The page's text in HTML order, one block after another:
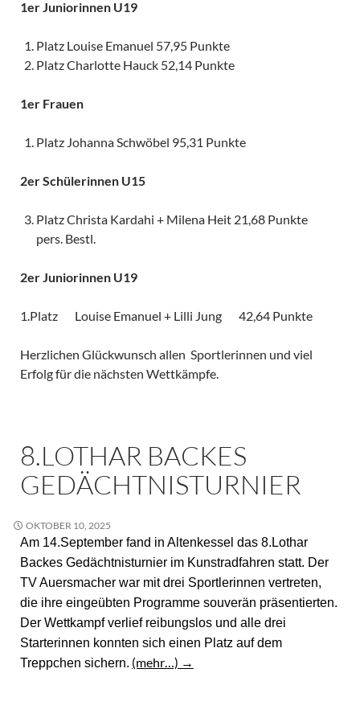
1er Juniorinnen U19
Platz Louise Emanuel 57,95 Punkte
Platz Charlotte Hauck 52,14 Punkte
1er Frauen
Platz Johanna Schwöbel 95,31 Punkte
2er Schülerinnen U15
Platz Christa Kardahi + Milena Heit 21,68 Punkte
pers. Bestl.
2er Juniorinnen U19
1.Platz Louise Emanuel + Lilli Jung 42,64 Punkte
Herzlichen Glückwunsch allen Sportlerinnen und viel
Erfolg für die nächsten Wettkämpfe.
8.LOTHAR BACKES
GEDÄCHTNISTURNIER
OKTOBER 10, 2025
Am 14.September fand in Altenkessel das 8.Lothar
Backes Gedächtnisturnier im Kunstradfahren statt. Der
TV Auersmacher war mit drei Sportlerinnen vertreten,
die ihre eingeübten Programme souverän präsentierten.
Der Wettkampf verlief reibungslos und alle drei
Starterinnen konnten sich einen Platz auf dem
Treppchen sichern. (mehr…) →